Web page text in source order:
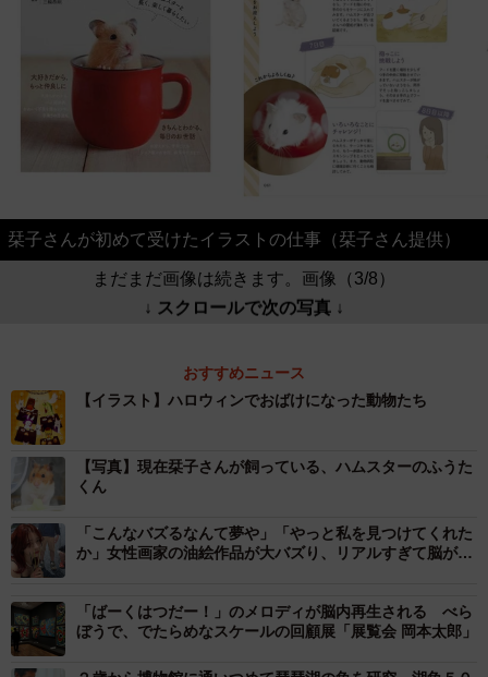
栞子さんが初めて受けたイラストの仕事（栞子さん提供）
まだまだ画像は続きます。画像（3/8）
↓ スクロールで次の写真 ↓
おすすめニュース
【イラスト】ハロウィンでおばけになった動物たち
【写真】現在栞子さんが飼っている、ハムスターのふうた
くん
「こんなバズるなんて夢や」「やっと私を見つけてくれた
か」女性画家の油絵作品が大バズり、リアルすぎて脳がバ
「ばーくはつだー！」のメロディが脳内再生される べら
ぼうで、でたらめなスケールの回顧展「展覧会 岡本太郎」